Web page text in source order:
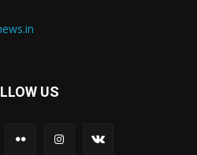
US